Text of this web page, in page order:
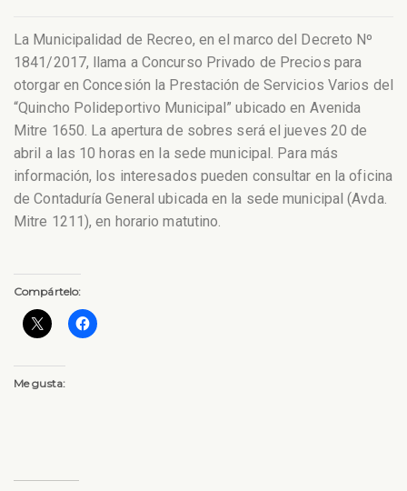
La Municipalidad de Recreo, en el marco del Decreto Nº
1841/2017, llama a Concurso Privado de Precios para
otorgar en Concesión la Prestación de Servicios Varios del
“Quincho Polideportivo Municipal” ubicado en Avenida
Mitre 1650. La apertura de sobres será el jueves 20 de
abril a las 10 horas en la sede municipal. Para más
información, los interesados pueden consultar en la oficina
de Contaduría General ubicada en la sede municipal (Avda.
Mitre 1211), en horario matutino.
Compártelo:
Me gusta: